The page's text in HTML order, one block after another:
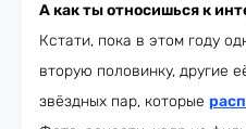
А как ты относишься к
Кстати, пока в этом году
вторую половинку, другие
звёздных пар, которые